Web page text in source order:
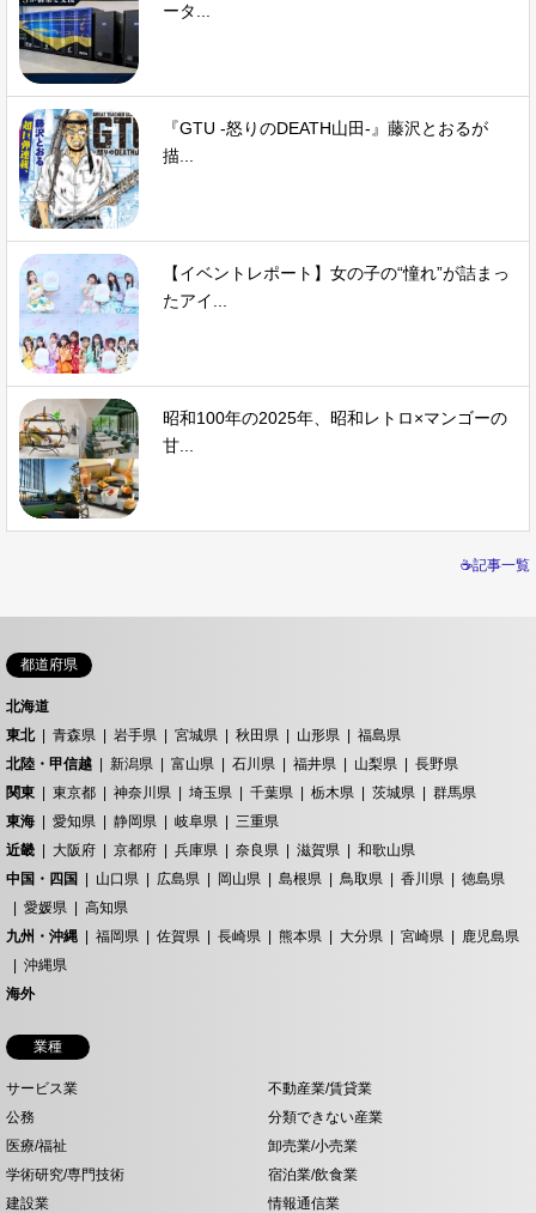
ータ...
『GTU -怒りのDEATH山田-』藤沢とおるが
描...
【イベントレポート】女の子の“憧れ”が詰まっ
たアイ...
昭和100年の2025年、昭和レトロ×マンゴーの
甘...
☕記事一覧
都道府県
北海道
東北
青森県 岩手県 宮城県 秋田県 山形県
福島県
北陸・甲信越
新潟県 富山県 石川県 福井県 山梨県
長野県
関東
東京都 神奈川県 埼玉県 千葉県 栃木県 茨城県
群馬県
東海
愛知県 静岡県 岐阜県
三重県
近畿
大阪府 京都府 兵庫県 奈良県 滋賀県
和歌山県
中国・四国
山口県 広島県 岡山県 島根県 鳥取県 香川県
徳島県
愛媛県
高知県
九州・沖縄
福岡県 佐賀県 長崎県 熊本県 大分県 宮崎県
鹿児島県
沖縄県
海外
業種
サービス業
不動産業/賃貸業
公務
分類できない産業
医療/福祉
卸売業/小売業
学術研究/専門技術
宿泊業/飲食業
建設業
情報通信業